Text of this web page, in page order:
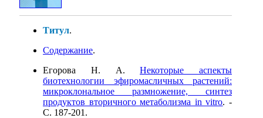
Титул.
Содержание.
Егорова Н. А.Некоторые аспекты
биотехнологии эфиромасличных растений:
микроклональное размножение, синтез
продуктов вторичного метаболизма in vitro. -
C. 187-201.